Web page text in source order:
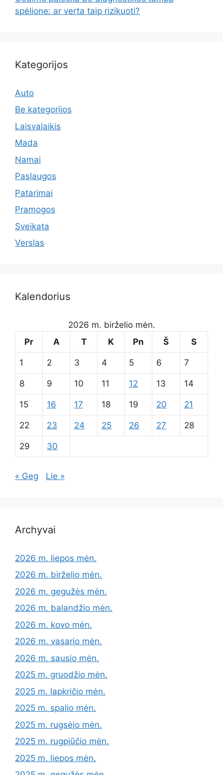
spėlione: ar verta taip rizikuoti?
Kategorijos
Auto
Be kategorijos
Laisvalaikis
Mada
Namai
Paslaugos
Patarimai
Pramogos
Sveikata
Verslas
Kalendorius
2026 m. birželio mėn.
Pr
A T K Pn Š S
1 2 3 4 5 6 7
8 9 10 11 12 13 14
15 16 17 18 19 20 21
22 23 24 25 26 27 28
29 30
« Geg Lie »
Archyvai
2026 m. liepos mėn.
2026 m. birželio mėn.
2026 m. gegužės mėn.
2026 m. balandžio mėn.
2026 m. kovo mėn.
2026 m. vasario mėn.
2026 m. sausio mėn.
2025 m. gruodžio mėn.
2025 m. lapkričio mėn.
2025 m. spalio mėn.
2025 m. rugsėjo mėn.
2025 m. rugpjūčio mėn.
2025 m. liepos mėn.